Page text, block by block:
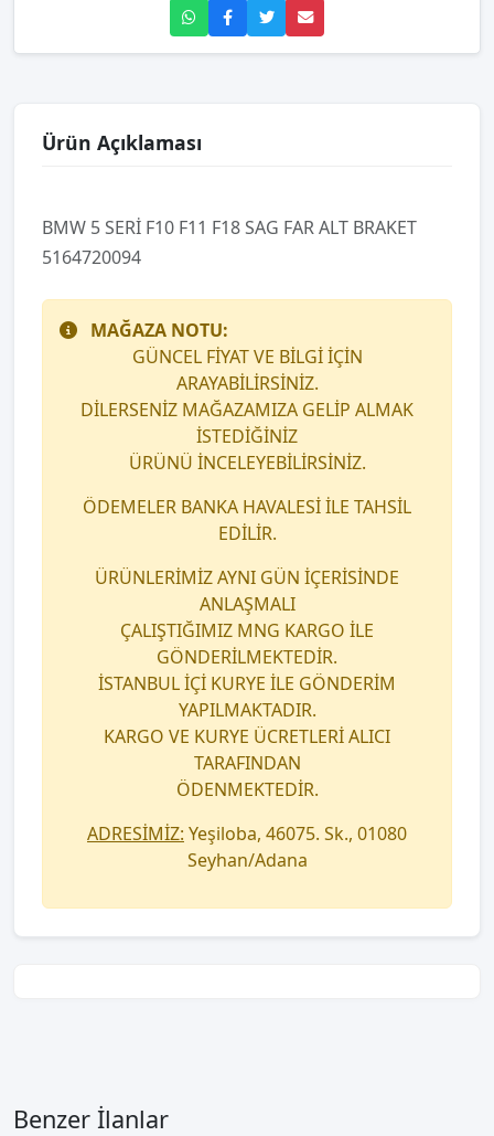
Ürün Açıklaması
BMW 5 SERİ F10 F11 F18 SAG FAR ALT BRAKET
5164720094
MAĞAZA NOTU:
GÜNCEL FİYAT VE BİLGİ İÇİN
ARAYABİLİRSİNİZ.
DİLERSENİZ MAĞAZAMIZA GELİP ALMAK
İSTEDİĞİNİZ
ÜRÜNÜ İNCELEYEBİLİRSİNİZ.
ÖDEMELER BANKA HAVALESİ İLE TAHSİL
EDİLİR.
ÜRÜNLERİMİZ AYNI GÜN İÇERİSİNDE
ANLAŞMALI
ÇALIŞTIĞIMIZ MNG KARGO İLE
GÖNDERİLMEKTEDİR.
İSTANBUL İÇİ KURYE İLE GÖNDERİM
YAPILMAKTADIR.
KARGO VE KURYE ÜCRETLERİ ALICI
TARAFINDAN
ÖDENMEKTEDİR.
ADRESİMİZ: Yeşiloba, 46075. Sk., 01080
Seyhan/Adana
Benzer İlanlar